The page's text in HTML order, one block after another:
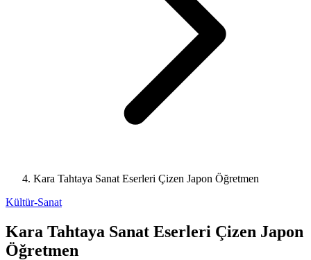
Kara Tahtaya Sanat Eserleri Çizen Japon Öğretmen
Kültür-Sanat
Kara Tahtaya Sanat Eserleri Çizen Japon
Öğretmen